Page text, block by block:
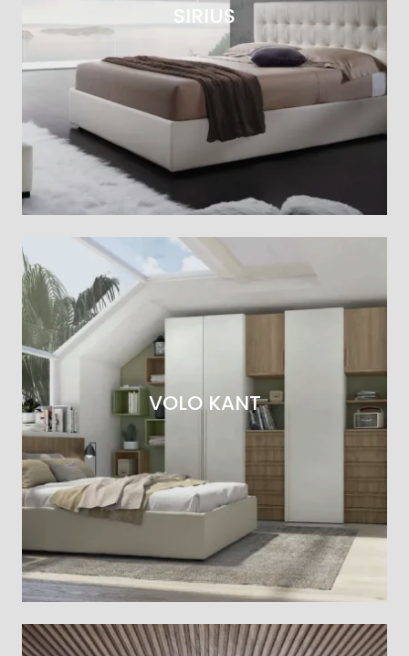
SIRIUS
VOLO KANT